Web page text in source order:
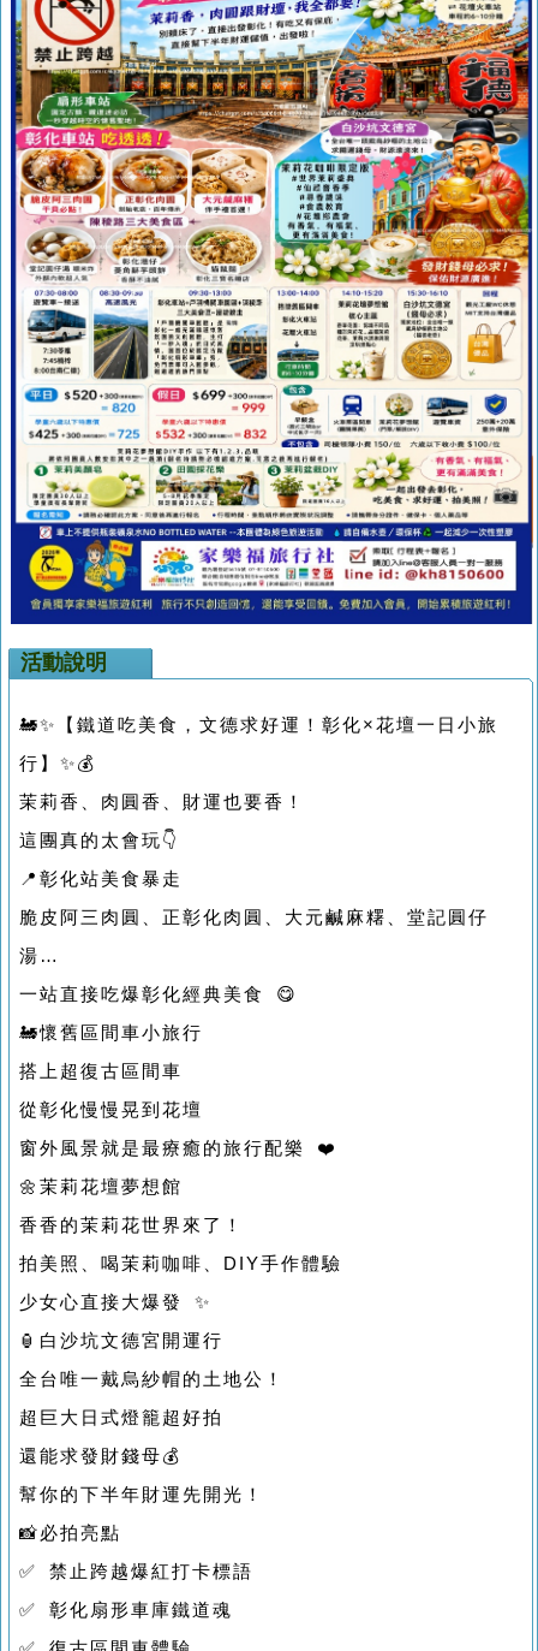
活動說明
🚂✨【鐵道吃美食，文德求好運！彰化×花壇一日小旅
行】✨💰
茉莉香、肉圓香、財運也要香！
這團真的太會玩👇
📍彰化站美食暴走
脆皮阿三肉圓、正彰化肉圓、大元鹹麻糬、堂記圓仔
湯…
一站直接吃爆彰化經典美食 😋
🚂懷舊區間車小旅行
搭上超復古區間車
從彰化慢慢晃到花壇
窗外風景就是最療癒的旅行配樂 ❤️
🌼茉莉花壇夢想館
香香的茉莉花世界來了！
拍美照、喝茉莉咖啡、DIY手作體驗
少女心直接大爆發 ✨
🏮白沙坑文德宮開運行
全台唯一戴烏紗帽的土地公！
超巨大日式燈籠超好拍
還能求發財錢母💰
幫你的下半年財運先開光！
📸必拍亮點
✅ 禁止跨越爆紅打卡標語
✅ 彰化扇形車庫鐵道魂